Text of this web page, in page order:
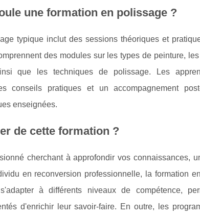
une formation en polissage ?
typique inclut des sessions théoriques et
des modules sur les types de peinture,
que les techniques de polissage. Les
conseils pratiques et un accompagnement
enseignées.
de cette formation ?
cherchant à approfondir vos connaissances,
en reconversion professionnelle, la formation
à différents niveaux de compétence,
d'enrichir leur savoir-faire. En outre, les